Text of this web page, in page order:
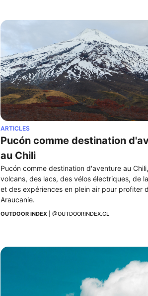
ARTICLES
Pucón comme destination
au Chili
Pucón comme destination d'aventure au
volcans, des lacs, des vélos électriques, de
et des expériences en plein air pour profiter
Araucanie.
OUTDOOR INDEX | @OUTDOORINDEX.CL